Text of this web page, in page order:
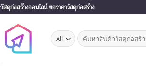
วัสดุก่อสร้างออนไลน์ ขอราคาวัสดุก่อสร้าง
Search
for: